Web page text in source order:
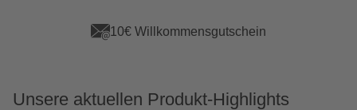
App Vorteile sichern
Unsere aktuellen Produkt-Highlights